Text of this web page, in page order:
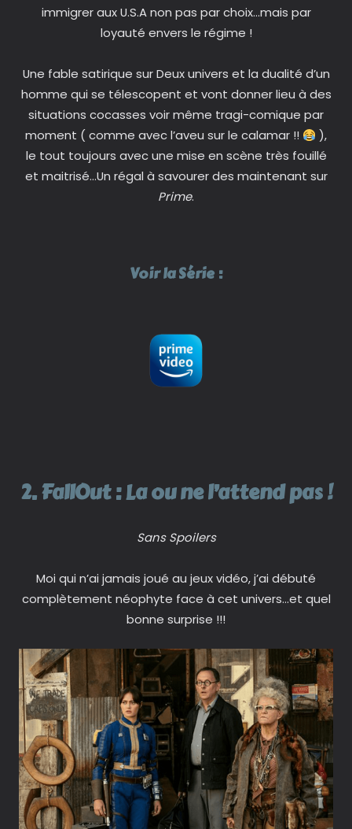
immigrer aux U.S.A non pas par choix…mais par
loyauté envers le régime !
Une fable satirique sur Deux univers et la dualité d’un
homme qui se télescopent et vont donner lieu à des
situations cocasses voir même tragi-comique par
moment ( comme avec l’aveu sur le calamar !!
),
le tout toujours avec une mise en scène très fouillé
et maitrisé…Un régal à savourer des maintenant sur
Prime.
Voir la Série :
2. FallOut : La ou ne l’attend pas !
Sans Spoilers
Moi qui n’ai jamais joué au jeux vidéo, j’ai débuté
complètement néophyte face à cet univers…et quel
bonne surprise !!!